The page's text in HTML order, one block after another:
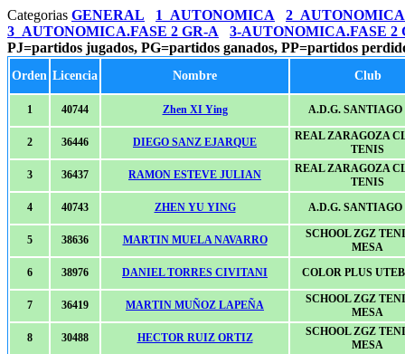
Categorias GENERAL 1_AUTONOMICA
2_AUTONOMICA
3_AUTONOMICA.FASE 2 GR-A
3-AUTONOMICA.FASE 2
PJ=partidos jugados, PG=partidos ganados, PP=partidos
Orden Licencia Nombre Club
1 40744 Zhen XI Ying A.D.G. SANTIAGO
2 36446 DIEGO SANZ EJARQUE
REAL ZARAGOZA
TENIS
3
36437 RAMON ESTEVE JULIAN
REAL ZARAGOZA
TENIS
4
40743 ZHEN YU YING A.D.G. SANTIAGO
5 38636 MARTIN MUELA NAVARRO
SCHOOL ZGZ
MESA
6
38976 DANIEL TORRES CIVITANI COLOR PLUS
7 36419 MARTIN MUÑOZ LAPEÑA
SCHOOL ZGZ
MESA
8
30488 HECTOR RUIZ ORTIZ
SCHOOL ZGZ
MESA